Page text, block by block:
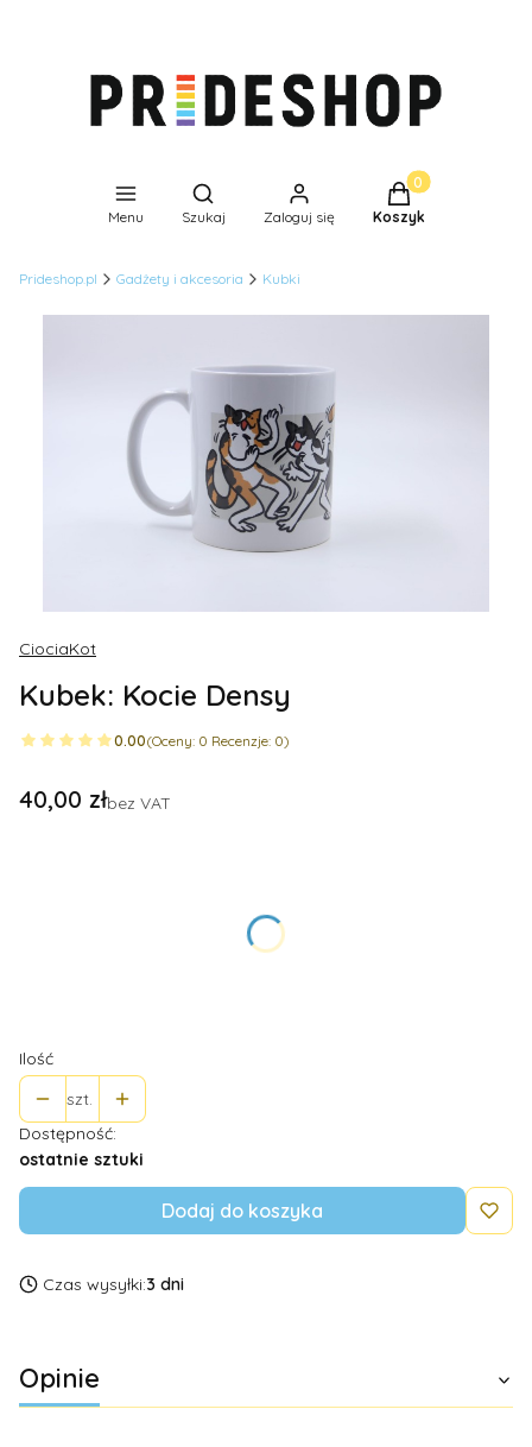
Menu
Otwórz wyszukiwarkę
Szukaj Zaloguj się
Produkty w
Koszyk
Prideshop.pl Gadżety i akcesoria Kubki
CiociaKot
Kubek: Kocie Densy
0.00(Oceny: 0 Recenzje: 0)
Cena
40,00 złbez VAT
Ilość
szt.
Dostępność:
ostatnie sztuki
Dodaj do koszyka
Czas wysyłki:3 dni
Opinie